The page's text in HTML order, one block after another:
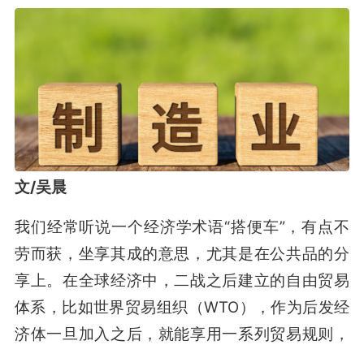
文/吴晨
我们经常听说一个经济学术语“搭便车”，有点不
劳而获，坐享其成的意思，尤其是在公共品的分
享上。在全球经济中，二战之后建立的自由贸易
体系，比如世界贸易组织（WTO），作为后发经
济体一旦加入之后，就能享用一系列贸易规则，